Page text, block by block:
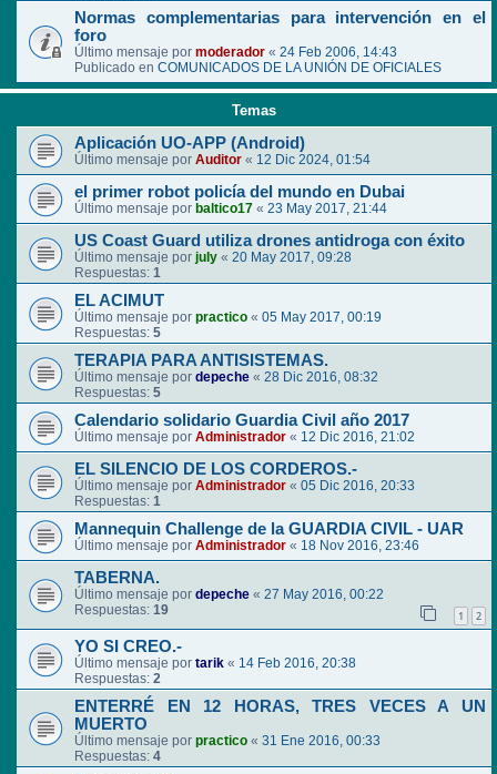
Normas complementarias para intervención en el
foro
Último mensaje por moderador « 24 Feb 2006, 14:43
Publicado en COMUNICADOS DE LA UNIÓN DE OFICIALES
Temas
Aplicación UO-APP (Android)
Último mensaje por Auditor « 12 Dic 2024, 01:54
el primer robot policía del mundo en Dubai
Último mensaje por baltico17 « 23 May 2017, 21:44
US Coast Guard utiliza drones antidroga con éxito
Último mensaje por july « 20 May 2017, 09:28
Respuestas: 1
EL ACIMUT
Último mensaje por practico « 05 May 2017, 00:19
Respuestas: 5
TERAPIA PARA ANTISISTEMAS.
Último mensaje por depeche « 28 Dic 2016, 08:32
Respuestas: 5
Calendario solidario Guardia Civil año 2017
Último mensaje por Administrador « 12 Dic 2016, 21:02
EL SILENCIO DE LOS CORDEROS.-
Último mensaje por Administrador « 05 Dic 2016, 20:33
Respuestas: 1
Mannequin Challenge de la GUARDIA CIVIL - UAR
Último mensaje por Administrador « 18 Nov 2016, 23:46
TABERNA.
Último mensaje por depeche « 27 May 2016, 00:22
Respuestas: 19 1 2
YO SI CREO.-
Último mensaje por tarik « 14 Feb 2016, 20:38
Respuestas: 2
ENTERRÉ EN 12 HORAS, TRES VECES A UN
MUERTO
Último mensaje por practico « 31 Ene 2016, 00:33
Respuestas: 4